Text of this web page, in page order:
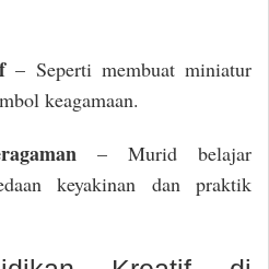
– Seperti membuat miniatur
keagamaan.
– Murid belajar
keyakinan dan praktik